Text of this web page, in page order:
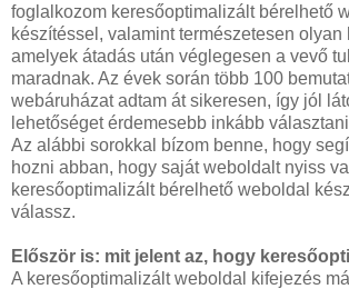
foglalkozom keresőoptimalizált bérelhető
készítéssel, valamint természetesen olyan
amelyek átadás után véglegesen a vevő
maradnak. Az évek során több 100
webáruházat adtam át sikeresen, így jól
lehetőséget érdemesebb inkább
Az alábbi sorokkal bízom benne, hogy
hozni abban, hogy saját weboldalt nyiss
keresőoptimalizált bérelhető weboldal
válassz.
Először is: mit jelent az, hogy
A keresőoptimalizált weboldal kifejezés